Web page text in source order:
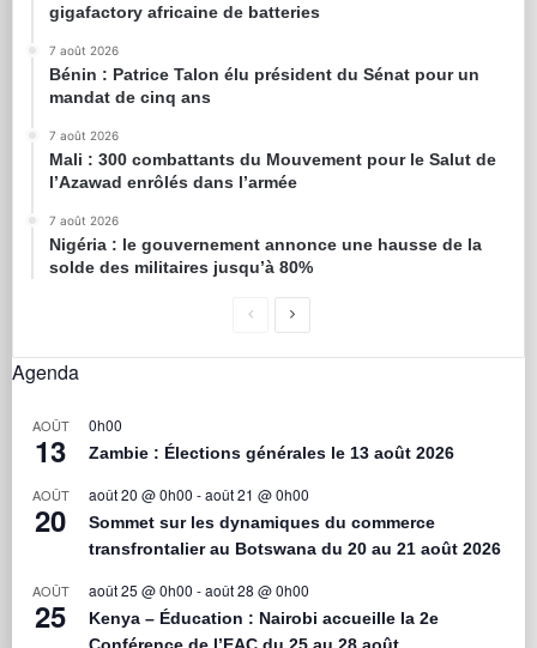
gigafactory africaine de batteries
7 août 2026
Bénin : Patrice Talon élu président du Sénat pour un
mandat de cinq ans
7 août 2026
Mali : 300 combattants du Mouvement pour le Salut de
l’Azawad enrôlés dans l’armée
7 août 2026
Nigéria : le gouvernement annonce une hausse de la
solde des militaires jusqu’à 80%
Agenda
AOÛT
13
0h00
Zambie : Élections générales le 13 août 2026
AOÛT
20
août 20 @ 0h00 -août 21 @ 0h00
Sommet sur les dynamiques du commerce
transfrontalier au Botswana du 20 au 21 août 2026
AOÛT
25
août 25 @ 0h00 -août 28 @ 0h00
Kenya – Éducation : Nairobi accueille la 2e